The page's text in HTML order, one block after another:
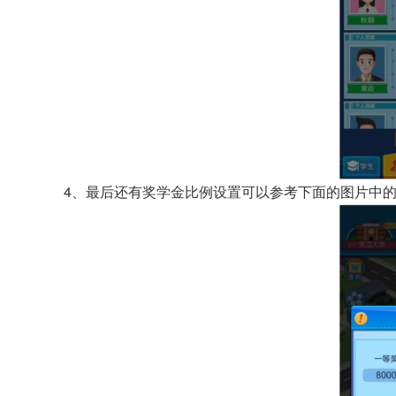
4、最后还有奖学金比例设置可以参考下面的图片中